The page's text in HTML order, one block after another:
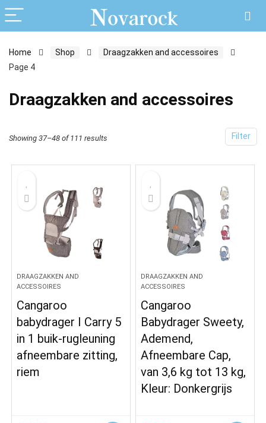
Home Shop
Draagzakken and accessoires
Page 4
Draagzakken and accessoires
Filter
Showing 37–48 of 111 results
DRAAGZAKKEN AND
ACCESSOIRES
Cangaroo
babydrager I Carry 5
in 1 buik-rugleuning
afneembare zitting,
riem
DRAAGZAKKEN AND
ACCESSOIRES
Cangaroo
Babydrager Sweety,
Ademend,
Afneembare Cap,
van 3,6 kg tot 13 kg,
Kleur: Donkergrijs